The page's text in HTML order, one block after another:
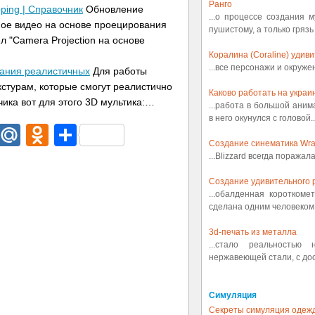
| СправочникОбновление
видео на основе проецирования
"Camera Projection на основе
реалистичныхДля работы
которые смогут реалистично
вот для этого 3D мультика:…
Mail.RuOdnoklassniki
Отправить
Ранго
...о процессе создания
пушистому, а только
Коралина (Coraline)
...все персонажи и
Каково работать на
...работа в большой
в него окунулся с
Создание синематика
...Blizzard всегда
Создание удивительного
...обалденная
сделана одним
3d-печать из металла
...стало
нержавеющей стали, с
Симуляция
Секреты симуляция